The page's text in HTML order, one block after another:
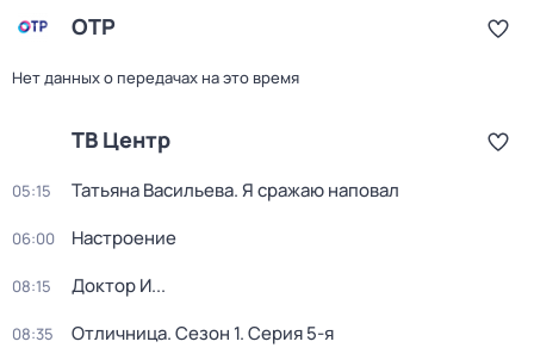
ОТР
Нет данных о передачах на это время
ТВ Центр
05:15 Татьяна Васильева. Я сражаю наповал
06:00 Настроение
08:15 Доктор И...
08:35 Отличница. Сезон 1. Серия 5-я